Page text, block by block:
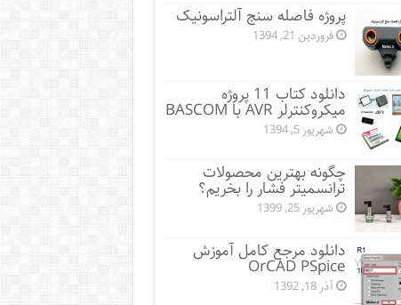
پروژه فاصله سنج آلتراسونیک
فروردین 21, 1394
دانلود کتاب 11 پروژه
میکروکنترلر AVR با BASCOM
شهریور 5, 1394
چگونه بهترین محصولات
ترانسمیتر فشار را بخریم؟
شهریور 25, 1399
دانلود مرجع کامل آموزش
OrCAD PSpice
آذر 18, 1392